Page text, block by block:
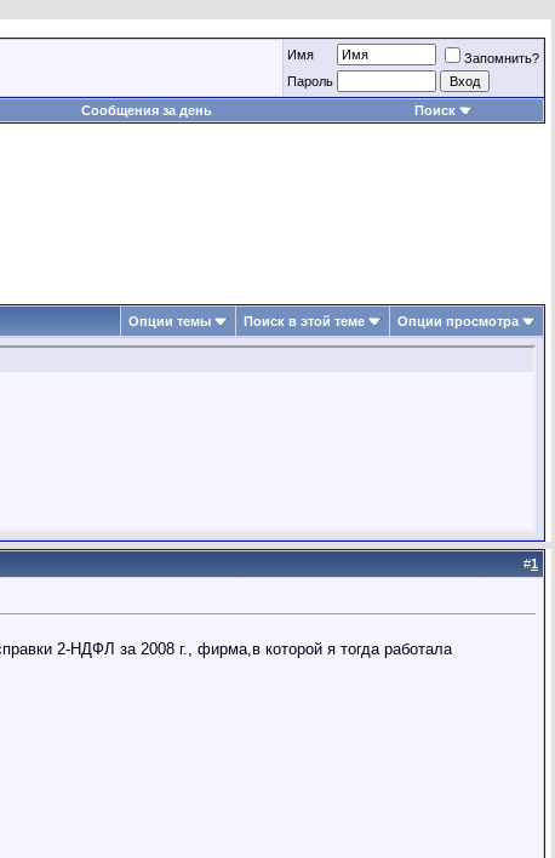
Имя
Запомнить?
Пароль
Сообщения за день Поиск
Опции темы Поиск в этой теме Опции просмотра
#1
2-НДФЛ за 2008 г., фирма,в которой я тогда работала